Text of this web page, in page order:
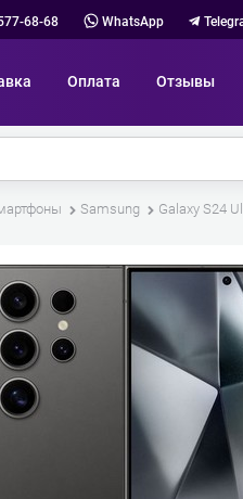
68-68 WhatsApp
Оплата Отзывы
Samsung Galaxy S24